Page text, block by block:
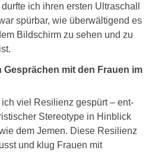
ich ihren ers­ten Ultraschall
spür­bar, wie über­wäl­ti­gend es
Bildschirm zu sehen und zu
Gesprächen mit den Frauen im
ich viel Resilienz gespürt – ent­
Stereotype in Hinblick
dem Jemen. Diese Resilienz
und klug Frauen mit